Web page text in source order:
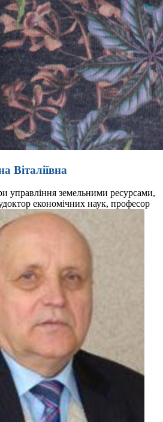
Віталіївна
управління земельними ресурсами,
доктор економічних наук, професор